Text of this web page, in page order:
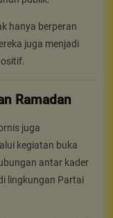
hanya berperan
juga menjadi
Ramadan
juga
kegiatan buka
antar kader
lingkungan Partai